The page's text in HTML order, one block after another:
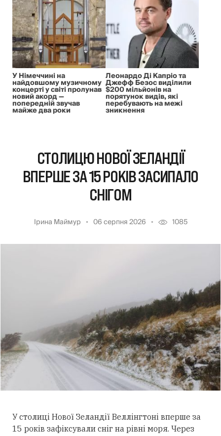
У Німеччині на
найдовшому музичному
концерті у світі пролунав
новий акорд —
попередній звучав
майже два роки
Леонардо Ді Капріо та
Джефф Безос виділили
$200 мільйонів на
порятунок видів, які
перебувають на межі
зникнення
СТОЛИЦЮ НОВОЇ ЗЕЛАНДІЇ
ВПЕРШЕ ЗА 15 РОКІВ ЗАСИПАЛО
СНІГОМ
Ірина Маймур 06 серпня 2026 1085
У столиці Нової Зеландії Веллінгтоні вперше за
15 років зафіксували сніг на рівні моря. Через